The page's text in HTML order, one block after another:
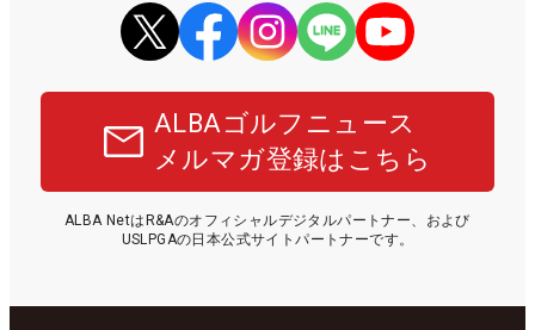
ALBAゴルフニュース
メルマガ登録はこちら
ALBA NetはR&Aのオフィシャルデジタルパートナー、および
USLPGAの日本公式サイトパートナーです。